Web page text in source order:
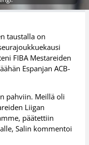
taustalla on
FIBA Mestareiden
Espanjan ACB-
pahviin. Meillä oli
Liigan
päätettiin
Salin kommentoi